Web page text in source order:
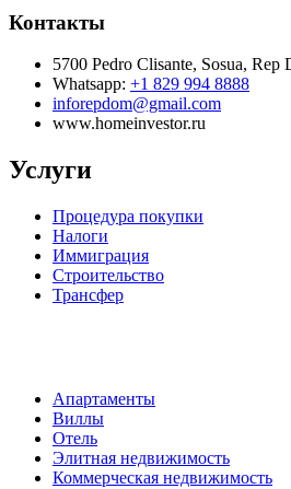
Контакты
5700 Pedro Clisante, Sosua, Rep
Whatsapp: +1 829 994 8888
inforepdom@gmail.com
www.homeinvestor.ru
Услуги
Процедура покупки
Налоги
Иммиграция
Строительство
Трансфер
Апартаменты
Виллы
Отель
Элитная недвижимость
Коммерческая недвижимость